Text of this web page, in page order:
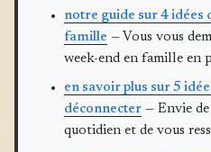
notre guide sur 4 idées
famille — Vous vous
week-end en famille en
en savoir plus sur 5
déconnecter — Envie
quotidien et de vous